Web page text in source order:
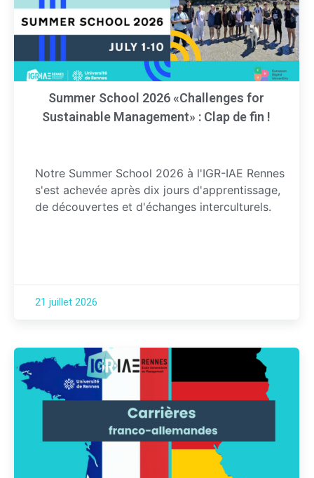
Summer School 2026 «Challenges for
Sustainable Management» : Clap de fin !
Notre Summer School 2026 à l'IGR-IAE Rennes
s'est achevée après dix jours d'apprentissage,
de découvertes et d'échanges interculturels.
21 juillet 2026